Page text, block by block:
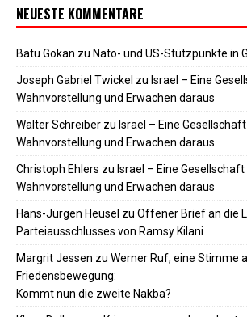
NEUESTE KOMMENTARE
Batu Gokan zu Nato- und US-Stützpunkte in
Joseph Gabriel Twickel zu Israel – Eine
Wahnvorstellung und Erwachen daraus
Walter Schreiber zu Israel – Eine
Wahnvorstellung und Erwachen daraus
Christoph Ehlers zu Israel – Eine
Wahnvorstellung und Erwachen daraus
Hans-Jürgen Heusel zu Offener Brief an die
Parteiausschlusses von Ramsy Kilani
Margrit Jessen zu Werner Ruf, eine Stimme
Friedensbewegung:
Kommt nun die zweite Nakba?